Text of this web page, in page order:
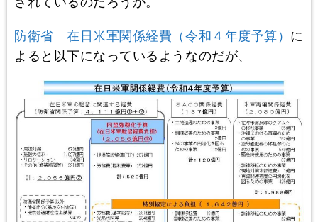
防衛省 在日米軍関係経費（令和４年度予算） に
よると以下になっているようなのだが、